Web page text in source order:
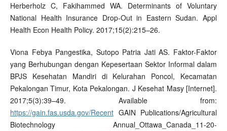
Herberholz C, Fakihammed WA. Determinants of Voluntary
National Health Insurance Drop-Out in Eastern Sudan. Appl
Health Econ Health Policy. 2017;15(2):215–26.
Viona Febya Pangestika, Sutopo Patria Jati AS. Faktor-Faktor
yang Berhubungan dengan Kepesertaan Sektor Informal dalam
BPJS Kesehatan Mandiri di Kelurahan Poncol, Kecamatan
Pekalongan Timur, Kota Pekalongan. J Kesehat Masy [Internet].
2017;5(3):39–49. Available from:
https://gain.fas.usda.gov/RecentGAIN Publications/Agricultural
Biotechnology Annual_Ottawa_Canada_11-20-